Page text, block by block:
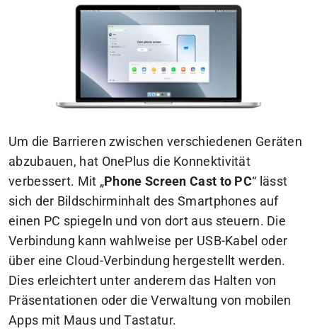
Um die Barrieren zwischen verschiedenen Geräten
abzubauen, hat OnePlus die Konnektivität
verbessert. Mit „Phone Screen Cast to PC“ lässt
sich der Bildschirminhalt des Smartphones auf
einen PC spiegeln und von dort aus steuern. Die
Verbindung kann wahlweise per USB-Kabel oder
über eine Cloud-Verbindung hergestellt werden.
Dies erleichtert unter anderem das Halten von
Präsentationen oder die Verwaltung von mobilen
Apps mit Maus und Tastatur.